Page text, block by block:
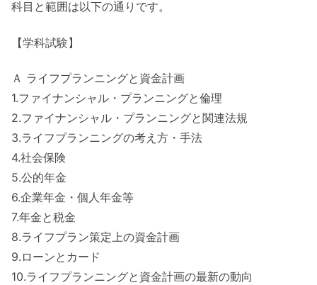
科目と範囲は以下の通りです。
【学科試験】
Ａ ライフプランニングと資金計画
1.ファイナンシャル・プランニングと倫理
2.ファイナンシャル・プランニングと関連法規
3.ライフプランニングの考え方・手法
4.社会保険
5.公的年金
6.企業年金・個人年金等
7.年金と税金
8.ライフプラン策定上の資金計画
9.ローンとカード
10.ライフプランニングと資金計画の最新の動向